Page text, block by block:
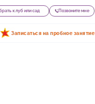
клуб или сад Позвоните мне
Записаться на пробное занятие